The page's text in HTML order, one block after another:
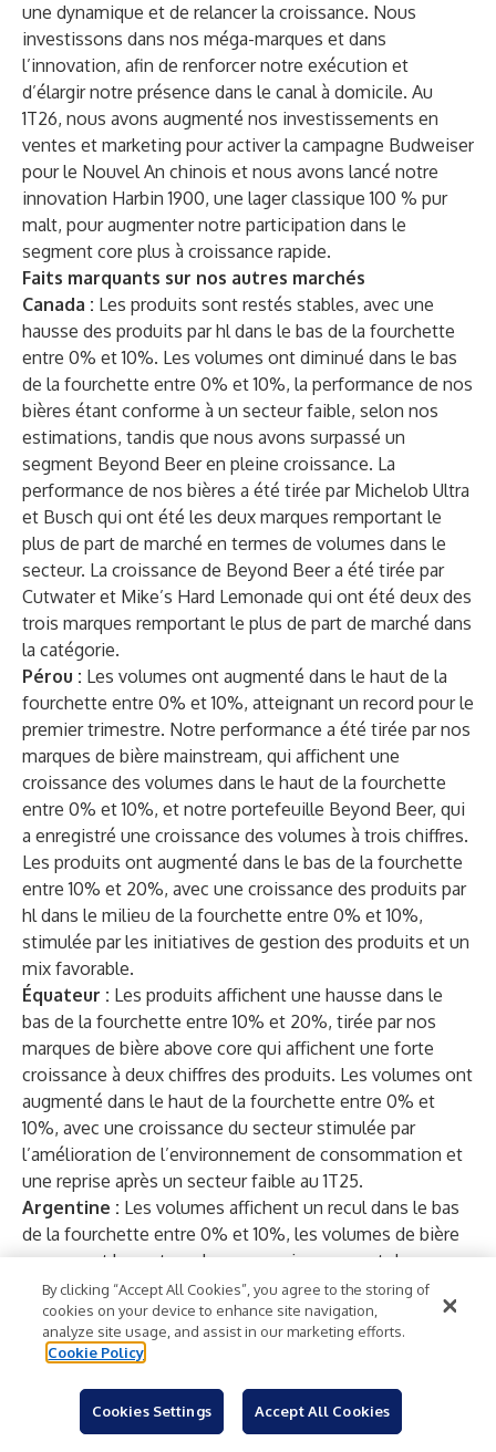
une dynamique et de relancer la croissance. Nous
investissons dans nos méga-marques et dans
l’innovation, afin de renforcer notre exécution et
d’élargir notre présence dans le canal à domicile. Au
1T26, nous avons augmenté nos investissements en
ventes et marketing pour activer la campagne Budweiser
pour le Nouvel An chinois et nous avons lancé notre
innovation Harbin 1900, une lager classique 100 % pur
malt, pour augmenter notre participation dans le
segment core plus à croissance rapide.
Faits marquants sur nos autres marchés
Canada : Les produits sont restés stables, avec une
hausse des produits par hl dans le bas de la fourchette
entre 0% et 10%. Les volumes ont diminué dans le bas
de la fourchette entre 0% et 10%, la performance de nos
bières étant conforme à un secteur faible, selon nos
estimations, tandis que nous avons surpassé un
segment Beyond Beer en pleine croissance. La
performance de nos bières a été tirée par Michelob Ultra
et Busch qui ont été les deux marques remportant le
plus de part de marché en termes de volumes dans le
secteur. La croissance de Beyond Beer a été tirée par
Cutwater et Mike’s Hard Lemonade qui ont été deux des
trois marques remportant le plus de part de marché dans
la catégorie.
Pérou : Les volumes ont augmenté dans le haut de la
fourchette entre 0% et 10%, atteignant un record pour le
premier trimestre. Notre performance a été tirée par nos
marques de bière mainstream, qui affichent une
croissance des volumes dans le haut de la fourchette
entre 0% et 10%, et notre portefeuille Beyond Beer, qui
a enregistré une croissance des volumes à trois chiffres.
Les produits ont augmenté dans le bas de la fourchette
entre 10% et 20%, avec une croissance des produits par
hl dans le milieu de la fourchette entre 0% et 10%,
stimulée par les initiatives de gestion des produits et un
mix favorable.
Équateur : Les produits affichent une hausse dans le
bas de la fourchette entre 10% et 20%, tirée par nos
marques de bière above core qui affichent une forte
croissance à deux chiffres des produits. Les volumes ont
augmenté dans le haut de la fourchette entre 0% et
10%, avec une croissance du secteur stimulée par
l’amélioration de l’environnement de consommation et
une reprise après un secteur faible au 1T25.
Argentine : Les volumes affichent un recul dans le bas
de la fourchette entre 0% et 10%, les volumes de bière
surpassant le secteur dans un environnement de
consommation restreint, selon nos estimations. Les
produits ont augmenté dans le haut de la fourchette
entre 0% et 10%, stimulés par les initiatives de gestion
des produits.
Afrique hors Afrique du Sud :Au Nigeria, les produits
ont augmenté dans le milieu de la fourchette entre 0%
By clicking “Accept All Cookies”, you agree to the storing of
cookies on your device to enhance site navigation,
analyze site usage, and assist in our marketing efforts.
Cookie Policy
Cookies Settings Accept All Cookies